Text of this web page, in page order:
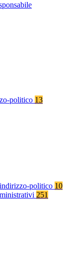
politico 13
politico 10
251